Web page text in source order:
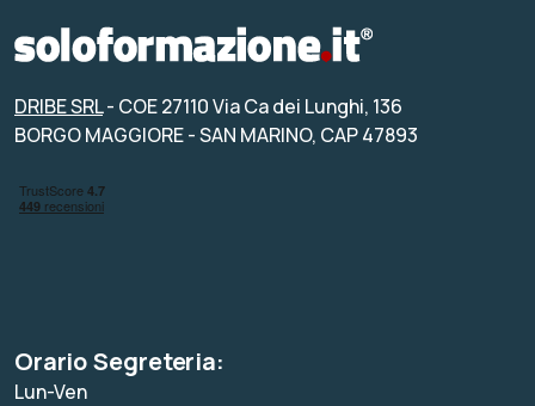
DRIBE SRL- COE 27110 Via Ca dei Lunghi, 136
BORGO MAGGIORE - SAN MARINO, CAP 47893
Orario Segreteria:
Lun-Ven